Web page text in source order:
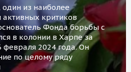
из наиболее
критиков
Фонда борьбы с
в колонии в Харпе за
2024 года. Он
по целому ряду